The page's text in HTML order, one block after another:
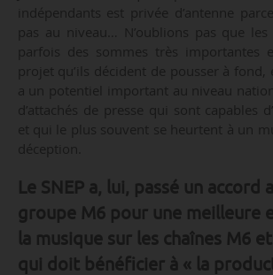
indépendants est privée d’antenne
pas au niveau… N’oublions pas que
parfois des sommes très importantes
projet qu’ils décident de pousser à fond,
a un potentiel important au niveau
d’attachés de presse qui sont capables
et qui le plus souvent se heurtent à un
déception.
Le SNEP a, lui, passé un accord
groupe M6 pour une meilleure
la musique sur les chaînes M6
qui doit bénéficier à « la